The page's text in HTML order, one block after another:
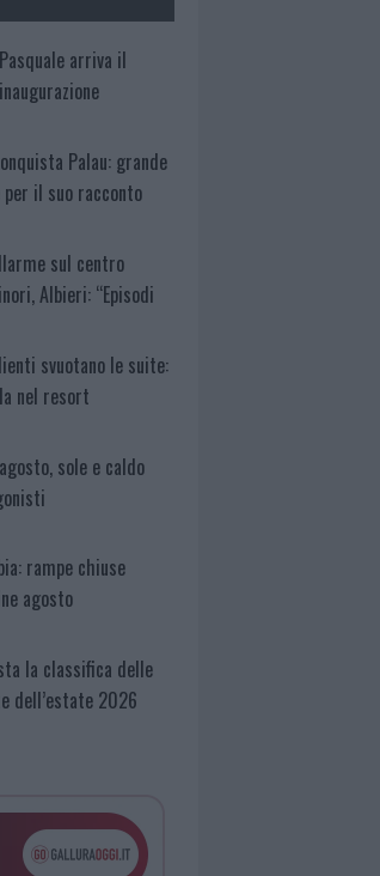
arriva il
Palau: grande
il suo racconto
sul centro
Albieri: “Episodi
svuotano le suite:
nel resort
sole e caldo
rampe chiuse
agosto
la classifica delle
dell’estate 2026